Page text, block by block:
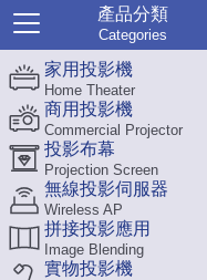
產品分類
Categories
家用投影機
Home Theater
商用投影機
Commercial Projector
投影布幕
Projection Screen
無線投影伺服器
Wireless AP
拼接投影應用
Image Blending
實物投影機